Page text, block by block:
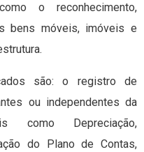
o reconhecimento,
bens móveis, imóveis e
são: o registro de
ou independentes da
como Depreciação,
do Plano de Contas,